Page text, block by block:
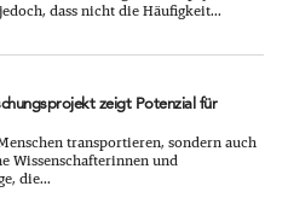
dass nicht die Häufigkeit...
zeigt Potenzial für
transportieren, sondern auch
Wissenschafterinnen und
die...